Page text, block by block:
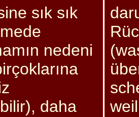
sık sık
nedeni
daha